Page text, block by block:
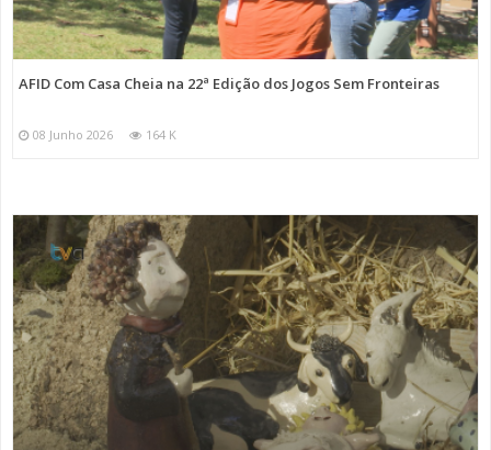
AFID Com Casa Cheia na 22ª Edição dos Jogos Sem Fronteiras
08 Junho 2026 164 K